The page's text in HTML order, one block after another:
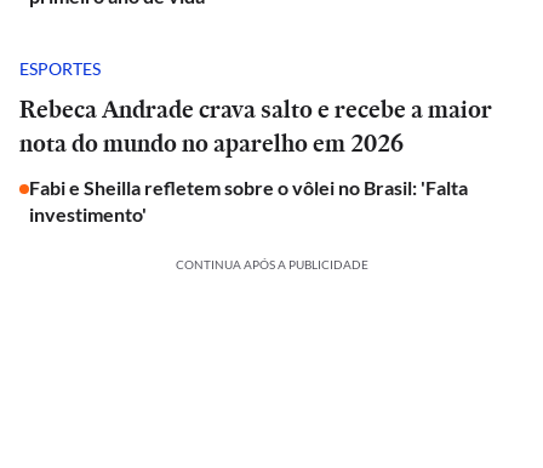
ESPORTES
Rebeca Andrade crava salto e recebe a maior
nota do mundo no aparelho em 2026
Fabi e Sheilla refletem sobre o vôlei no Brasil: 'Falta
investimento'
CONTINUA APÓS A PUBLICIDADE